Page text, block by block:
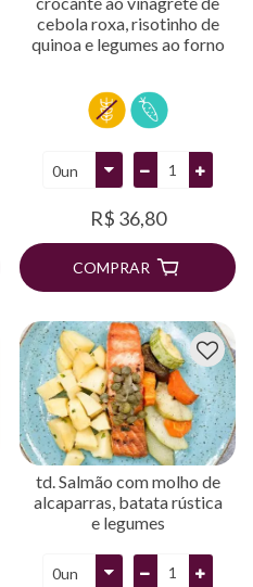
cebola roxa, risotinho de
quinoa e legumes ao forno
R$ 36,80
COMPRAR
td. Salmão com molho de
alcaparras, batata rústica
e legumes